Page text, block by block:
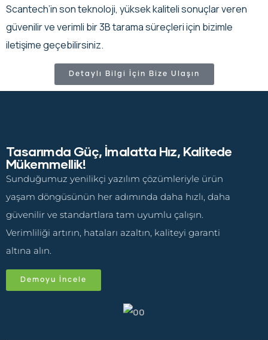
Scantech’in son teknoloji, yüksek kaliteli sonuçlar veren
güvenilir ve verimli bir 3B tarama süreçleri için bizimle
iletişime geçebilirsiniz.
Detaylı Bilgi İçin Bize Ulaşın
Tasarımda Güç, İmalatta Hız, Kalitede
Mükemmellik!
Sunduğumuz yenilikçi yazılım çözümleriyle ürün
yaşam döngüsünün her adımında daha hızlı, daha
güvenilir ve standartlara tam uyumlu çalışın.
Verimliliği artırın, hataları azaltın, kaliteyi garanti
altına alın.
Demoyu İncele